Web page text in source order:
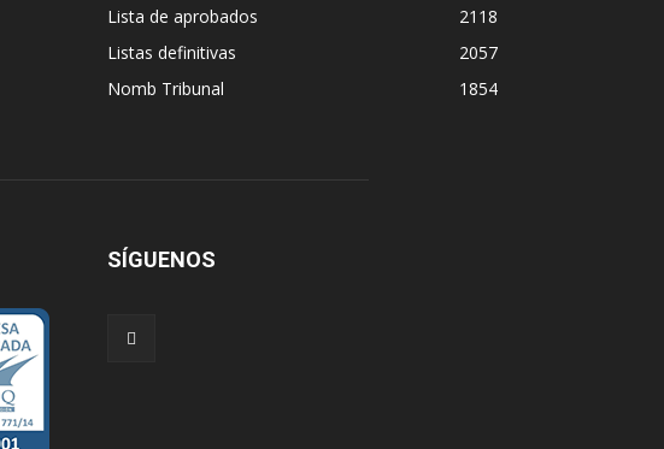
Lista de aprobados
2118
Listas definitivas
2057
Nomb Tribunal
1854
SÍGUENOS